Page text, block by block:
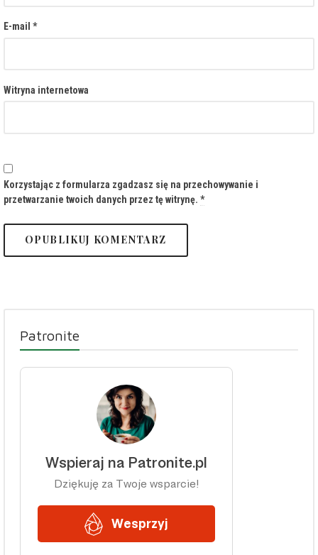
E-mail *
Witryna internetowa
Korzystając z formularza zgadzasz się na przechowywanie i
przetwarzanie twoich danych przez tę witrynę. *
Patronite